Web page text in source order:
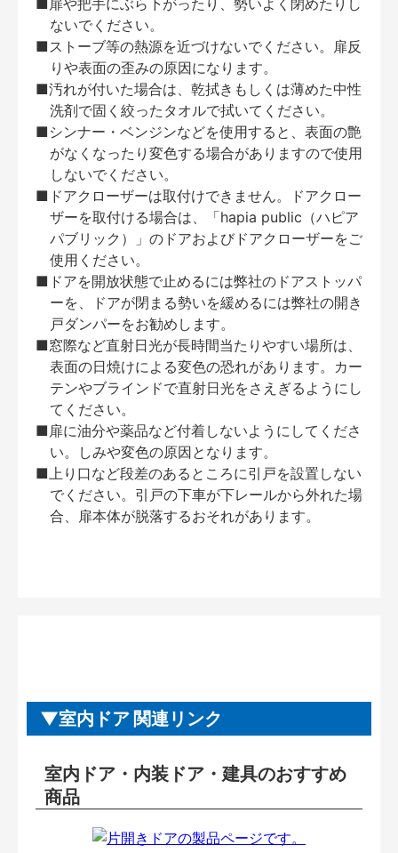
■扉や把手にぶら下がったり、勢いよく閉めたりし
ないでください。
■ストーブ等の熱源を近づけないでください。扉反
りや表面の歪みの原因になります。
■汚れが付いた場合は、乾拭きもしくは薄めた中性
洗剤で固く絞ったタオルで拭いてください。
■シンナー・ベンジンなどを使用すると、表面の艶
がなくなったり変色する場合がありますので使用
しないでください。
■ドアクローザーは取付けできません。ドアクロー
ザーを取付ける場合は、「hapia public（ハピア
パブリック）」のドアおよびドアクローザーをご
使用ください。
■ドアを開放状態で止めるには弊社のドアストッパ
ーを、ドアが閉まる勢いを緩めるには弊社の開き
戸ダンパーをお勧めします。
■窓際など直射日光が長時間当たりやすい場所は、
表面の日焼けによる変色の恐れがあります。カー
テンやブラインドで直射日光をさえぎるようにし
てください。
■扉に油分や薬品など付着しないようにしてくださ
い。しみや変色の原因となります。
■上り口など段差のあるところに引戸を設置しない
でください。引戸の下車が下レールから外れた場
合、扉本体が脱落するおそれがあります。
室内ドア 関連リンク
室内ドア・内装ドア・建具のおすすめ
商品